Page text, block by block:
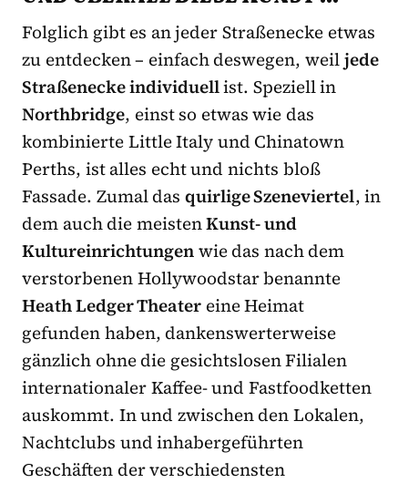
Folglich gibt es an jeder Straßenecke etwas
zu entdecken – einfach deswegen, weiljede
Straßenecke individuellist. Speziell in
Northbridge, einst so etwas wie das
kombinierte Little Italy und Chinatown
Perths, ist alles echt und nichts bloß
Fassade. Zumal das quirlige Szeneviertel, in
dem auch die meistenKunst- und
Kultureinrichtungenwie das nach dem
verstorbenen Hollywoodstar benannte
Heath Ledger Theater eine Heimat
gefunden haben, dankenswerterweise
gänzlich ohne die gesichtslosen Filialen
internationaler Kaffee- und Fastfoodketten
auskommt. In und zwischen den Lokalen,
Nachtclubs und inhabergeführten
Geschäften der verschiedensten